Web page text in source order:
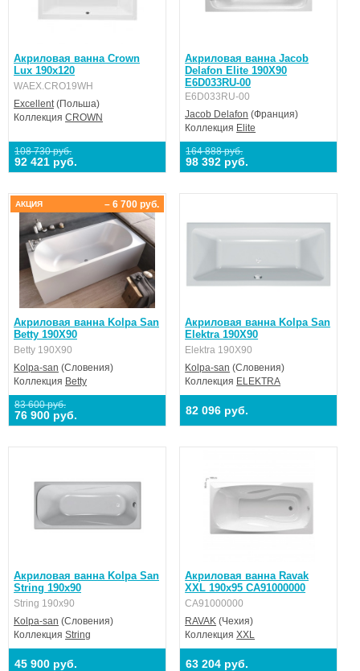
Акриловая ванна Crown
Lux 190x120
WAEX.CRO19WH
Excellent (Польша)
Коллекция CROWN
108 730 руб.
92 421 руб.
Акриловая ванна Jacob
Delafon Elite 190X90
E6D033RU-00
E6D033RU-00
Jacob Delafon (Франция)
Коллекция Elite
164 888 руб.
98 392 руб.
Акриловая ванна Kolpa San
Betty 190X90
Betty 190X90
Kolpa-san (Словения)
Коллекция Betty
83 600 руб.
76 900 руб.
– 6 700 руб.
АКЦИЯ
Акриловая ванна Kolpa San
Elektra 190X90
Elektra 190X90
Kolpa-san (Словения)
Коллекция ELEKTRA
82 096 руб.
Акриловая ванна Kolpa San
String 190x90
String 190x90
Kolpa-san (Словения)
Коллекция String
45 900 руб.
Акриловая ванна Ravak
XXL 190x95 CA91000000
CA91000000
RAVAK (Чехия)
КоллекцияXXL
63 204 руб.